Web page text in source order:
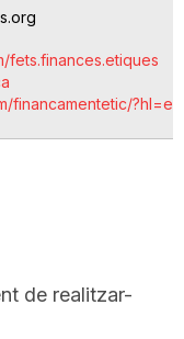
fets.finances.etiques
financamentetic/?hl=es
de realitzar-